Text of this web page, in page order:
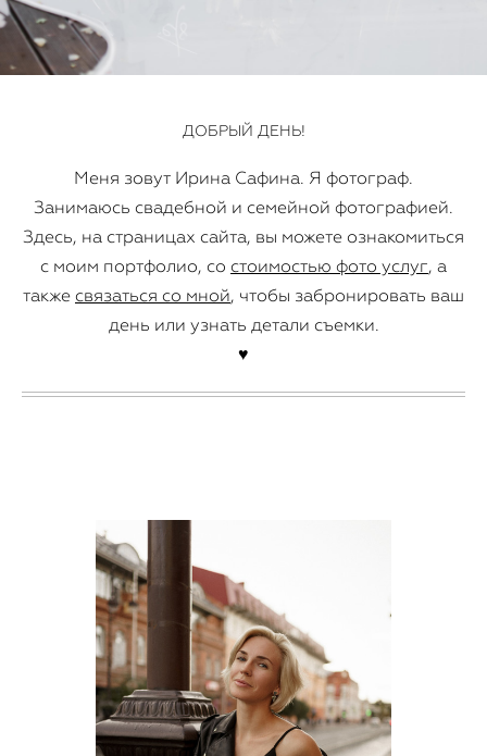
ДОБРЫЙ ДЕНЬ!
Меня зовут Ирина Сафина. Я фотограф.
Занимаюсь свадебной и семейной фотографией.
Здесь, на страницах сайта, вы можете ознакомиться
c моим портфолио, со стоимостью фото услуг, а
также связаться со мной, чтобы забронировать ваш
день или узнать детали съемки.
♥